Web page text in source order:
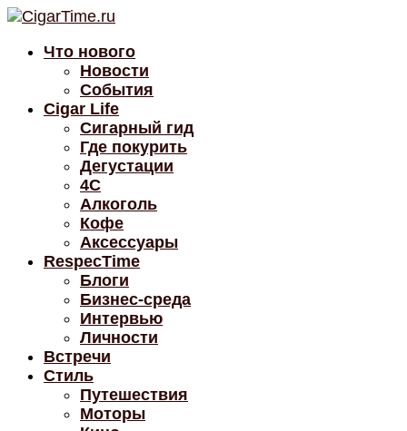
Что нового
Новости
События
Cigar Life
Сигарный гид
Где покурить
Дегустации
4C
Алкоголь
Кофе
Аксессуары
RespecTime
Блоги
Бизнес-среда
Интервью
Личности
Встречи
Стиль
Путешествия
Моторы